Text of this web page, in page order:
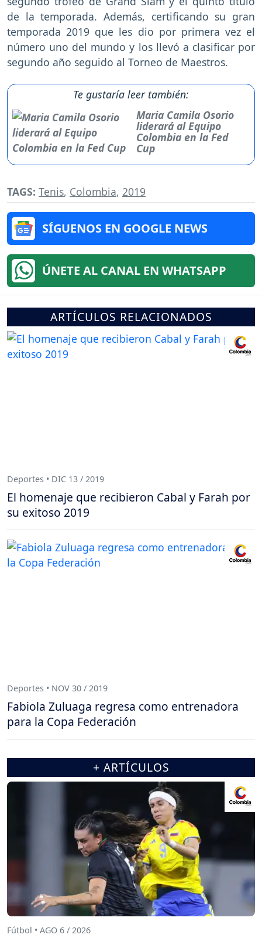
de la temporada. Además, certificando su gran
temporada 2019 que les dio por primera vez el
número uno del mundo y los llevó a clasificar por
segundo año seguido al Torneo de Maestros.
Te gustaría leer también:
Maria Camila Osorio
liderará al Equipo
Colombia en la Fed
Cup
TAGS: Tenis, Colombia, 2019
SÍGUENOS EN GOOGLE NEWS
ÚNETE AL CANAL EN WHATSAPP
ARTÍCULOS RELACIONADOS
Deportes • DIC 13 / 2019
El homenaje que recibieron Cabal y Farah por
su exitoso 2019
Deportes • NOV 30 / 2019
Fabiola Zuluaga regresa como entrenadora
para la Copa Federación
+ ARTÍCULOS
Fútbol • AGO 6 / 2026